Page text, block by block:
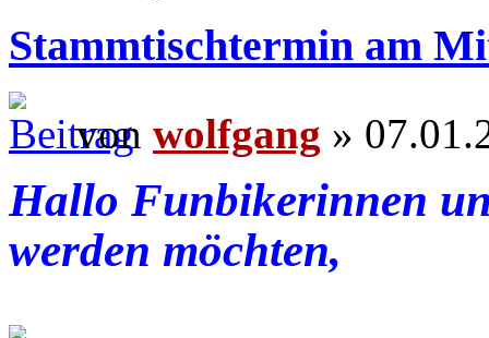
Stammtischtermin am
von wolfgang »
Hallo Funbikerinnen
werden möchten,